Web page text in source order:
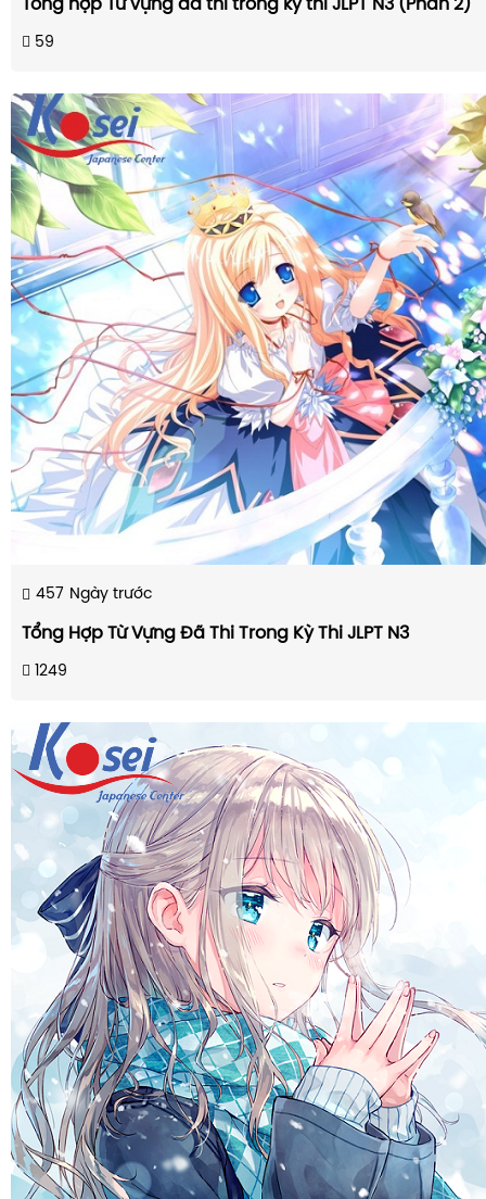
Tổng hợp Từ vựng đã thi trong kỳ thi JLPT N3 (Phần 2)
59
457 Ngày trước
Tổng Hợp Từ Vựng Đã Thi Trong Kỳ Thi JLPT N3
1249